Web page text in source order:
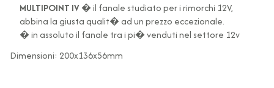
MULTIPOINT IV� il fanale studiato per i rimorchi 12V,
abbina la giusta qualit� ad un prezzo eccezionale.
� in assoluto il fanale tra i pi� venduti nel settore 12v
Dimensioni: 200x136x56mm